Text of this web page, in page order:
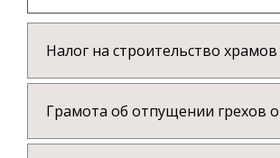
Налог на строительство храмов
Грамота об отпущении грехов